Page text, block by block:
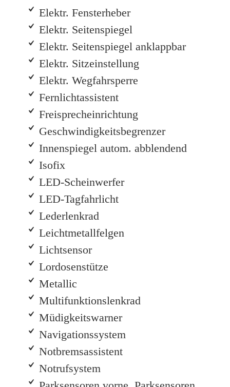
Elektr. Fensterheber
Elektr. Seitenspiegel
Elektr. Seitenspiegel anklappbar
Elektr. Sitzeinstellung
Elektr. Wegfahrsperre
Fernlichtassistent
Freisprecheinrichtung
Geschwindigkeitsbegrenzer
Innenspiegel autom. abblendend
Isofix
LED-Scheinwerfer
LED-Tagfahrlicht
Lederlenkrad
Leichtmetallfelgen
Lichtsensor
Lordosenstütze
Metallic
Multifunktionslenkrad
Müdigkeitswarner
Navigationssystem
Notbremsassistent
Notrufsystem
KOSTENLOS BEWERTEN